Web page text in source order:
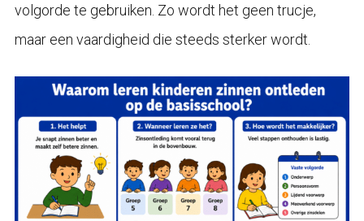
volgorde te gebruiken. Zo wordt het geen trucje,
maar een vaardigheid die steeds sterker wordt.